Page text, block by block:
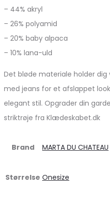
– 44% akryl
– 26% polyamid
– 20% baby alpaca
– 10% lana-uld
Det bløde materiale holder
med jeans for et afslappet
elegant stil. Opgrader din
striktrøje fra Klædeskabet.dk
Brand MARTA DU CHATEAU
Størrelse Onesize